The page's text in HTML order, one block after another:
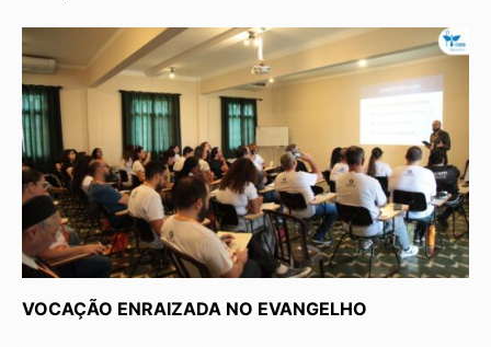
VOCAÇÃO ENRAIZADA NO EVANGELHO